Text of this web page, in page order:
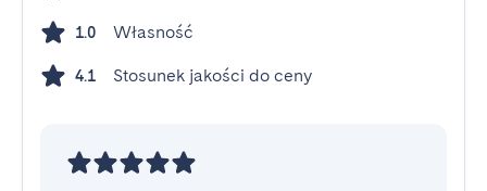
1.0 Własność
4.1 Stosunek jakości do ceny